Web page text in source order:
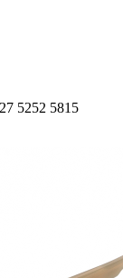
5252 5815